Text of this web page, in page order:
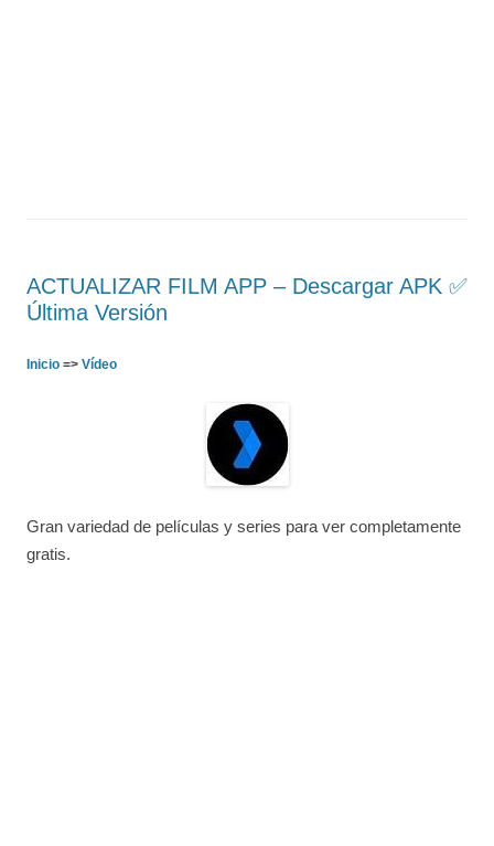
ACTUALIZAR FILM APP – Descargar APK ✅️
Última Versión
Inicio => Vídeo
Gran variedad de películas y series para ver completamente
gratis.